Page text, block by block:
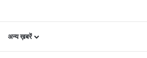
अन्य ख़बरें